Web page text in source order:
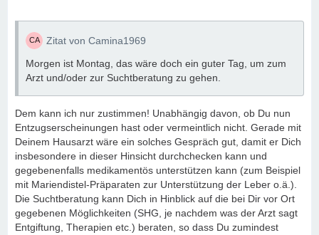
Zitat von Camina1969
Morgen ist Montag, das wäre doch ein guter Tag, um zum
Arzt und/oder zur Suchtberatung zu gehen.
Dem kann ich nur zustimmen! Unabhängig davon, ob Du nun
Entzugserscheinungen hast oder vermeintlich nicht. Gerade mit
Deinem Hausarzt wäre ein solches Gespräch gut, damit er Dich
insbesondere in dieser Hinsicht durchchecken kann und
gegebenenfalls medikamentös unterstützen kann (zum Beispiel
mit Mariendistel-Präparaten zur Unterstützung der Leber o.ä.).
Die Suchtberatung kann Dich in Hinblick auf die bei Dir vor Ort
gegebenen Möglichkeiten (SHG, je nachdem was der Arzt sagt
Entgiftung, Therapien etc.) beraten, so dass Du zumindest